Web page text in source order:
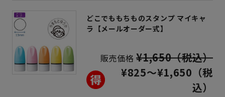
どこでももちものスタンプ マイキャ
ラ【メールオーダー式】
販売価格¥1,650（税込）
¥825～¥1,650（税
込）